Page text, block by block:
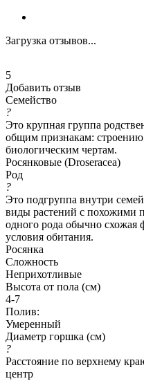
Загрузка отзывов...
5
Добавить отзыв
Семейство
?
Это крупная группа
общим признакам: строению
биологическим чертам.
Росянковые (Droseracea)
Род
?
Это подгруппа внутри
виды растений с похожими
одного рода обычно схожая
условия обитания.
Росянка
Сложность
Неприхотливые
Высота от пола (см)
4-7
Полив:
Умеренный
Диаметр горшка (см)
?
Расстояние по верхнему
центр